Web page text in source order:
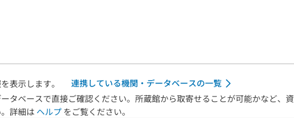
表示します。
連携している機関・データベースの一覧
タベースで直接ご確認ください。所蔵館から取寄せることが可能かなど、資
詳細は ヘルプ をご覧ください。